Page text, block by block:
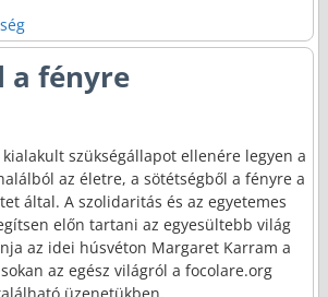
a fényre
szükségállapot ellenére legyen a
az életre, a sötétségből a fényre a
által. A szolidaritás és az egyetemes
előn tartani az egyesültebb világ
az idei húsvéton Margaret Karram a
az egész világról a focolare.org
üzenetükben.